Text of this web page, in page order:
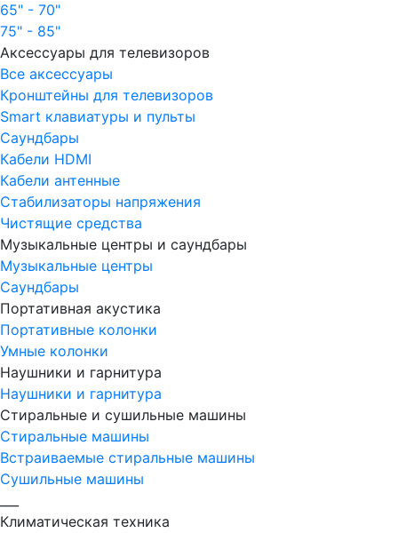
65" - 70"
75" - 85"
Аксессуары для телевизоров
Все аксессуары
Кронштейны для телевизоров
Smart клавиатуры и пульты
Саундбары
Кабели HDMI
Кабели антенные
Стабилизаторы напряжения
Чистящие средства
Музыкальные центры и саундбары
Музыкальные центры
Саундбары
Портативная акустика
Портативные колонки
Умные колонки
Наушники и гарнитура
Наушники и гарнитура
Стиральные и сушильные машины
Стиральные машины
Встраиваемые стиральные машины
Сушильные машины
Климатическая техника